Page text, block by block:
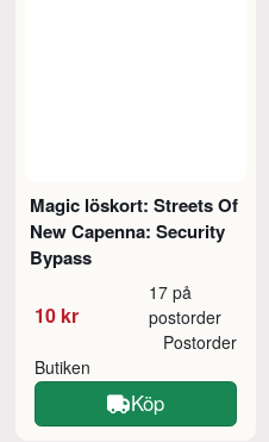
Magic löskort: Streets Of
New Capenna: Security
Bypass
10 kr
17 på
postorder
Butiken
Postorder
Köp